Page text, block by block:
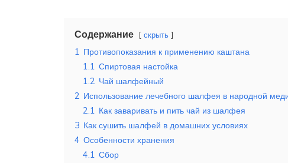
Содержание скрыть
1 Противопоказания к применению каштана
1.1 Спиртовая настойка
1.2 Чай шалфейный
2 Использование лечебного шалфея в народной
2.1 Как заваривать и пить чай из шалфея
3 Как сушить шалфей в домашних условиях
4 Особенности хранения
4.1 Сбор